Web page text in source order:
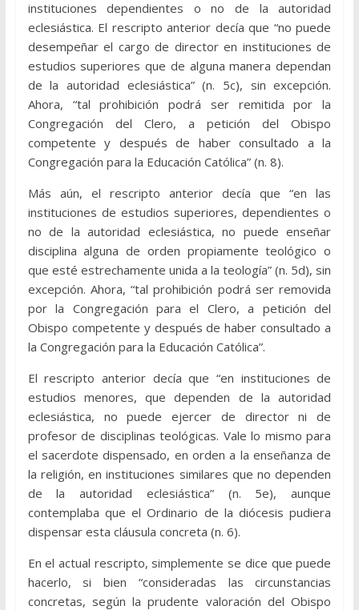
instituciones dependientes o no de la autoridad
eclesiástica. El rescripto anterior decía que “no puede
desempeñar el cargo de director en instituciones de
estudios superiores que de alguna manera dependan
de la autoridad eclesiástica” (n. 5c), sin excepción.
Ahora, “tal prohibición podrá ser remitida por la
Congregación del Clero, a petición del Obispo
competente y después de haber consultado a la
Congregación para la Educación Católica” (n. 8).
Más aún, el rescripto anterior decía que “en las
instituciones de estudios superiores, dependientes o
no de la autoridad eclesiástica, no puede enseñar
disciplina alguna de orden propiamente teológico o
que esté estrechamente unida a la teología” (n. 5d), sin
excepción. Ahora, “tal prohibición podrá ser removida
por la Congregación para el Clero, a petición del
Obispo competente y después de haber consultado a
la Congregación para la Educación Católica”.
El rescripto anterior decía que “en instituciones de
estudios menores, que dependen de la autoridad
eclesiástica, no puede ejercer de director ni de
profesor de disciplinas teológicas. Vale lo mismo para
el sacerdote dispensado, en orden a la enseñanza de
la religión, en instituciones similares que no dependen
de la autoridad eclesiástica” (n. 5e), aunque
contemplaba que el Ordinario de la diócesis pudiera
dispensar esta cláusula concreta (n. 6).
En el actual rescripto, simplemente se dice que puede
hacerlo, si bien “consideradas las circunstancias
concretas, según la prudente valoración del Obispo